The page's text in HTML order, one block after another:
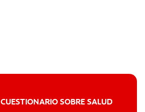
CUESTIONARIO SOBRE SALUD